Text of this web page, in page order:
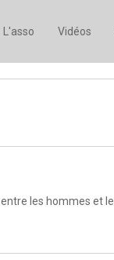
L'asso Vidéos
les hommes et le